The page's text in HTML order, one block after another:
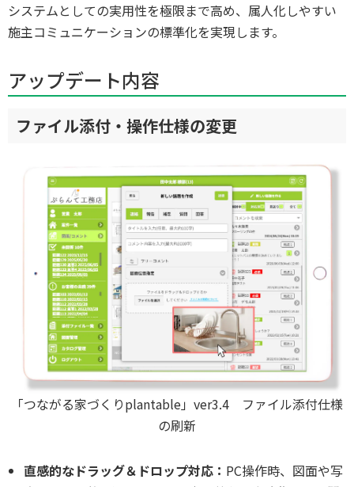
システムとしての実用性を極限まで高め、属人化しやすい
施主コミュニケーションの標準化を実現します。
アップデート内容
ファイル添付・操作仕様の変更
「つながる家づくりplantable」ver3.4 ファイル添付仕様
の刷新
直感的なドラッグ＆ドロップ対応： PC操作時、図面や写